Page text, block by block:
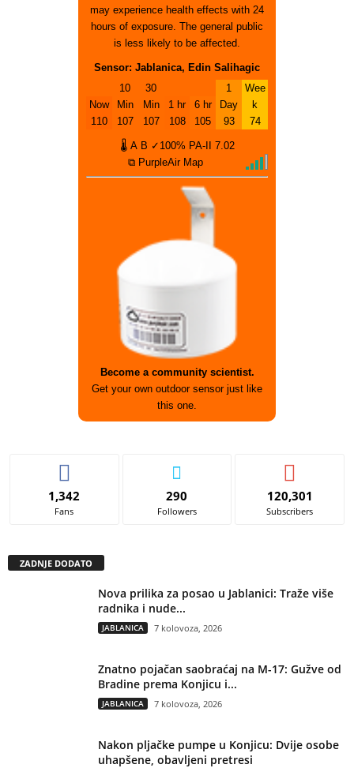
may experience health effects with 24
hours of exposure. The general public
is less likely to be affected.
Sensor: Jablanica, Edin Salihagic
Now
110
10
Min
107
30
Min
107
1 hr
108
6 hr
105
1
Day
93
Wee
k
74
🌡 A B ✓100% PA-II
7.02
⧉ PurpleAir Map
Become a community scientist.
Get your own outdoor sensor just like
this one.
1,342
Fans
290
Followers
120,301
Subscribers
ZADNJE DODATO
Nova prilika za posao u Jablanici: Traže više
radnika i nude...
JABLANICA 7 kolovoza, 2026
Znatno pojačan saobraćaj na M-17: Gužve od
Bradine prema Konjicu i...
JABLANICA 7 kolovoza, 2026
Nakon pljačke pumpe u Konjicu: Dvije osobe
uhapšene, obavljeni pretresi